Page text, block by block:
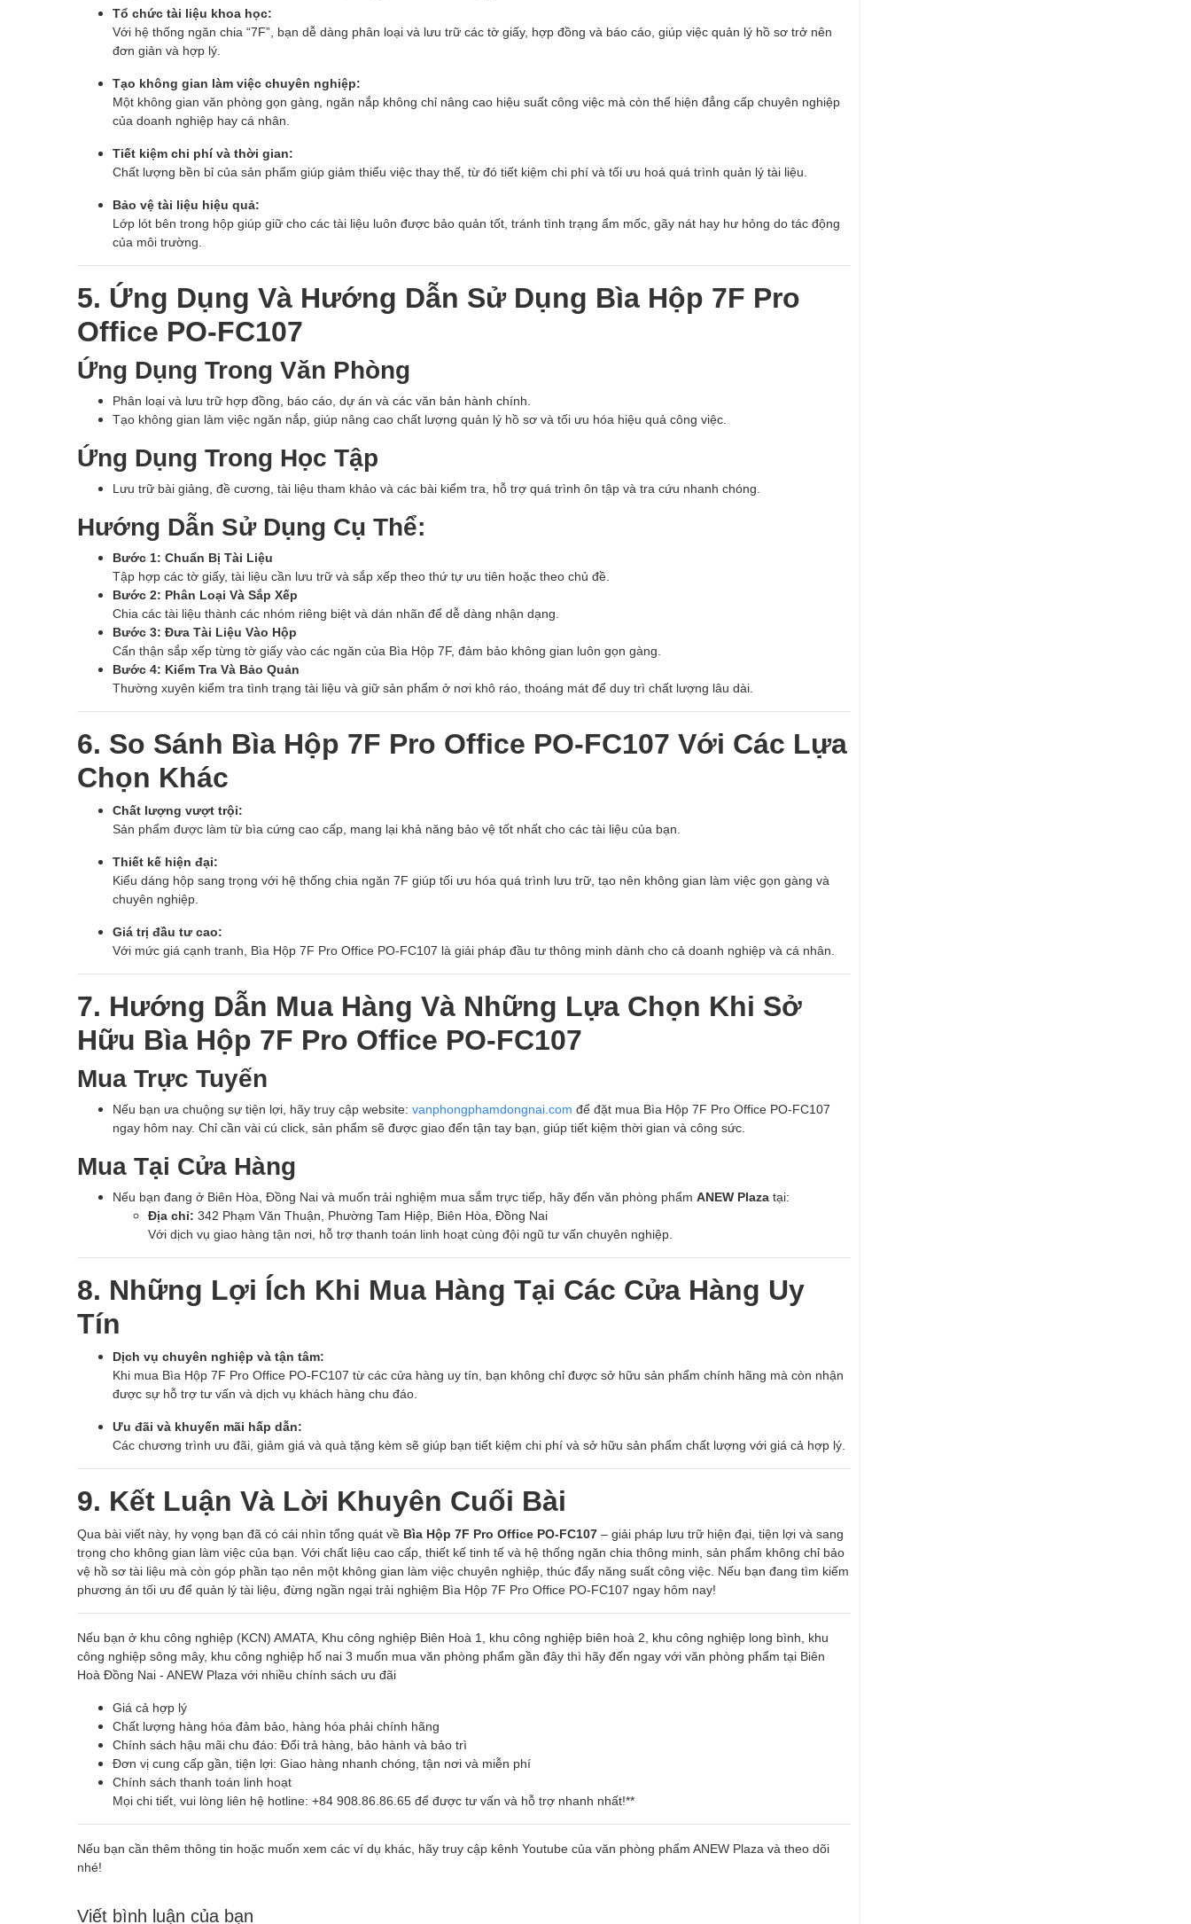
Tổ chức tài liệu khoa học:
Với hệ thống ngăn chia “7F”, bạn dễ dàng phân loại và lưu trữ các tờ giấy, hợp đồng và báo cáo, giúp việc quản lý hồ sơ trở nên
đơn giản và hợp lý.
Tạo không gian làm việc chuyên nghiệp:
Một không gian văn phòng gọn gàng, ngăn nắp không chỉ nâng cao hiệu suất công việc mà còn thể hiện đẳng cấp chuyên nghiệp
của doanh nghiệp hay cá nhân.
Tiết kiệm chi phí và thời gian:
Chất lượng bền bỉ của sản phẩm giúp giảm thiểu việc thay thế, từ đó tiết kiệm chi phí và tối ưu hoá quá trình quản lý tài liệu.
Bảo vệ tài liệu hiệu quả:
Lớp lót bên trong hộp giúp giữ cho các tài liệu luôn được bảo quản tốt, tránh tình trạng ẩm mốc, gãy nát hay hư hỏng do tác động
của môi trường.
5. Ứng Dụng Và Hướng Dẫn Sử Dụng Bìa Hộp 7F Pro
Office PO-FC107
Ứng Dụng Trong Văn Phòng
Phân loại và lưu trữ hợp đồng, báo cáo, dự án và các văn bản hành chính.
Tạo không gian làm việc ngăn nắp, giúp nâng cao chất lượng quản lý hồ sơ và tối ưu hóa hiệu quả công việc.
Ứng Dụng Trong Học Tập
Lưu trữ bài giảng, đề cương, tài liệu tham khảo và các bài kiểm tra, hỗ trợ quá trình ôn tập và tra cứu nhanh chóng.
Hướng Dẫn Sử Dụng Cụ Thể:
Bước 1: Chuẩn Bị Tài Liệu
Tập hợp các tờ giấy, tài liệu cần lưu trữ và sắp xếp theo thứ tự ưu tiên hoặc theo chủ đề.
Bước 2: Phân Loại Và Sắp Xếp
Chia các tài liệu thành các nhóm riêng biệt và dán nhãn để dễ dàng nhận dạng.
Bước 3: Đưa Tài Liệu Vào Hộp
Cẩn thận sắp xếp từng tờ giấy vào các ngăn của Bìa Hộp 7F, đảm bảo không gian luôn gọn gàng.
Bước 4: Kiểm Tra Và Bảo Quản
Thường xuyên kiểm tra tình trạng tài liệu và giữ sản phẩm ở nơi khô ráo, thoáng mát để duy trì chất lượng lâu dài.
6. So Sánh Bìa Hộp 7F Pro Office PO-FC107 Với Các Lựa
Chọn Khác
Chất lượng vượt trội:
Sản phẩm được làm từ bìa cứng cao cấp, mang lại khả năng bảo vệ tốt nhất cho các tài liệu của bạn.
Thiết kế hiện đại:
Kiểu dáng hộp sang trọng với hệ thống chia ngăn 7F giúp tối ưu hóa quá trình lưu trữ, tạo nên không gian làm việc gọn gàng và
chuyên nghiệp.
Giá trị đầu tư cao:
Với mức giá cạnh tranh, Bìa Hộp 7F Pro Office PO-FC107 là giải pháp đầu tư thông minh dành cho cả doanh nghiệp và cá nhân.
7. Hướng Dẫn Mua Hàng Và Những Lựa Chọn Khi Sở
Hữu Bìa Hộp 7F Pro Office PO-FC107
Mua Trực Tuyến
Nếu bạn ưa chuộng sự tiện lợi, hãy truy cập website: vanphongphamdongnai.com để đặt mua Bìa Hộp 7F Pro Office PO-FC107
ngay hôm nay. Chỉ cần vài cú click, sản phẩm sẽ được giao đến tận tay bạn, giúp tiết kiệm thời gian và công sức.
Mua Tại Cửa Hàng
Nếu bạn đang ở Biên Hòa, Đồng Nai và muốn trải nghiệm mua sắm trực tiếp, hãy đến văn phòng phẩm ANEW Plaza tại:
Địa chỉ: 342 Phạm Văn Thuận, Phường Tam Hiệp, Biên Hòa, Đồng Nai
Với dịch vụ giao hàng tận nơi, hỗ trợ thanh toán linh hoạt cùng đội ngũ tư vấn chuyên nghiệp.
8. Những Lợi Ích Khi Mua Hàng Tại Các Cửa Hàng Uy
Tín
Dịch vụ chuyên nghiệp và tận tâm:
Khi mua Bìa Hộp 7F Pro Office PO-FC107 từ các cửa hàng uy tín, bạn không chỉ được sở hữu sản phẩm chính hãng mà còn nhận
được sự hỗ trợ tư vấn và dịch vụ khách hàng chu đáo.
Ưu đãi và khuyến mãi hấp dẫn:
Các chương trình ưu đãi, giảm giá và quà tặng kèm sẽ giúp bạn tiết kiệm chi phí và sở hữu sản phẩm chất lượng với giá cả hợp lý.
9. Kết Luận Và Lời Khuyên Cuối Bài
Qua bài viết này, hy vọng bạn đã có cái nhìn tổng quát về Bìa Hộp 7F Pro Office PO-FC107 – giải pháp lưu trữ hiện đại, tiện lợi và sang
trọng cho không gian làm việc của bạn. Với chất liệu cao cấp, thiết kế tinh tế và hệ thống ngăn chia thông minh, sản phẩm không chỉ bảo
vệ hồ sơ tài liệu mà còn góp phần tạo nên một không gian làm việc chuyên nghiệp, thúc đẩy năng suất công việc. Nếu bạn đang tìm kiếm
phương án tối ưu để quản lý tài liệu, đừng ngần ngại trải nghiệm Bìa Hộp 7F Pro Office PO-FC107 ngay hôm nay!
Nếu bạn ở khu công nghiệp (KCN) AMATA, Khu công nghiệp Biên Hoà 1, khu công nghiệp biên hoà 2, khu công nghiệp long bình, khu
công nghiệp sông mây, khu công nghiệp hố nai 3 muốn mua văn phòng phẩm gần đây thì hãy đến ngay với văn phòng phẩm tại Biên
Hoà Đồng Nai - ANEW Plaza với nhiều chính sách ưu đãi
Giá cả hợp lý
Chất lượng hàng hóa đảm bảo, hàng hóa phải chính hãng
Chính sách hậu mãi chu đáo: Đổi trả hàng, bảo hành và bảo trì
Đơn vị cung cấp gần, tiện lợi: Giao hàng nhanh chóng, tận nơi và miễn phí
Chính sách thanh toán linh hoạt
Mọi chi tiết, vui lòng liên hệ hotline: +84 908.86.86.65 để được tư vấn và hỗ trợ nhanh nhất!**
Nếu bạn cần thêm thông tin hoặc muốn xem các ví dụ khác, hãy truy cập kênh Youtube của văn phòng phẩm ANEW Plaza và theo dõi
nhé!
Viết bình luận của bạn